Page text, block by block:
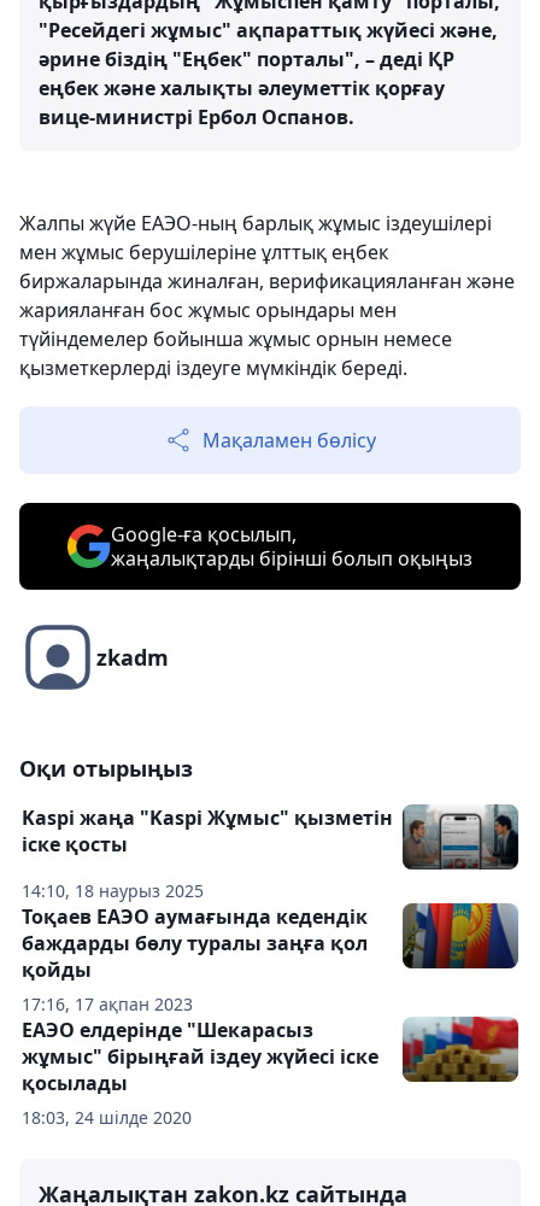
"Ресейдегі жұмыс" ақпараттық жүйесі және,
әрине біздің "Еңбек" порталы", – деді ҚР
еңбек және халықты әлеуметтік қорғау
вице-министрі Ербол Оспанов.
Жалпы жүйе ЕАЭО-ның барлық жұмыс іздеушілері
мен жұмыс берушілеріне ұлттық еңбек
биржаларында жиналған, верификацияланған және
жарияланған бос жұмыс орындары мен
түйіндемелер бойынша жұмыс орнын немесе
қызметкерлерді іздеуге мүмкіндік береді.
Мақаламен бөлісу
Google-ға қосылып,
жаңалықтарды бірінші болып оқыңыз
zkadm
Оқи отырыңыз
14:10, 18 наурыз 2025
Kaspi жаңа "Kaspi Жұмыс" қызметін
іске қосты
17:16, 17 ақпан 2023
Тоқаев ЕАЭО аумағында кедендік
баждарды бөлу туралы заңға қол
қойды
18:03, 24 шілде 2020
ЕАЭО елдерінде "Шекарасыз
жұмыс" бірыңғай іздеу жүйесі іске
қосылады
Жаңалықтан zakon.kz сайтында